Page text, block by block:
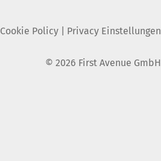
Cookie Policy| Privacy Einstellungen
© 2026 First Avenue GmbH